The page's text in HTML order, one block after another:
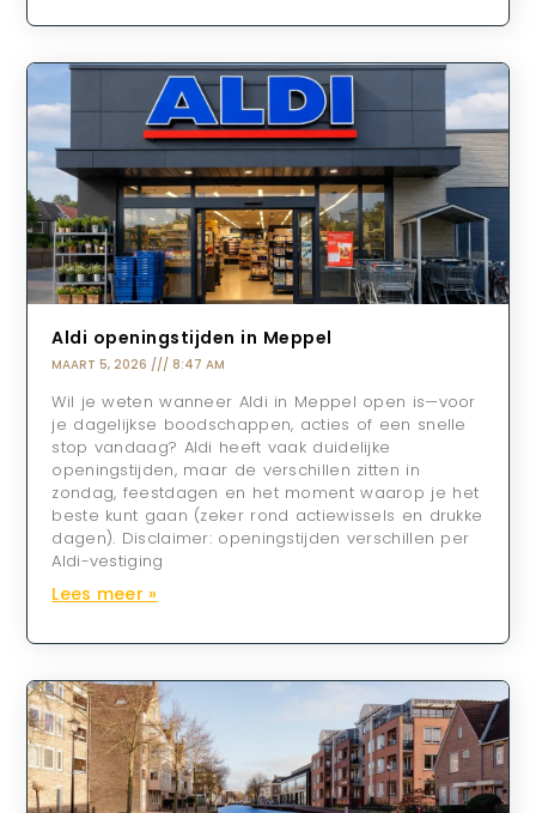
Aldi openingstijden in Meppel
MAART 5, 2026 8:47 AM
Wil je weten wanneer Aldi in Meppel open is—voor
je dagelijkse boodschappen, acties of een snelle
stop vandaag? Aldi heeft vaak duidelijke
openingstijden, maar de verschillen zitten in
zondag, feestdagen en het moment waarop je het
beste kunt gaan (zeker rond actiewissels en drukke
dagen). Disclaimer: openingstijden verschillen per
Aldi-vestiging
Lees meer »